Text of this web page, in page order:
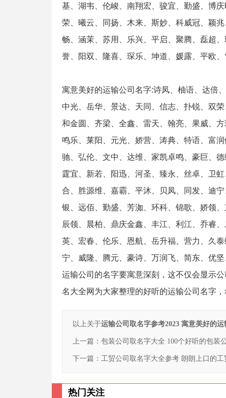
基、湖韦、伦峻、南翔宏、骏宜、勤盛、博
荣、曦云、同扬、木来、斯妙、科威冠、颖
畅、涵茉、苏用、乐兴、平启、聚腾、磊超
誉、阳双、隆喜、琛乐、坤道、媛露、平欧
寓意美好的运输公司名字:诗凤、柚语、达倍
中光、岳华、景达、天同、信志、扑锐、双
和金圆、齐梁、全鑫、雷天、翰亮、果威、
鸣乐、莱阳、元光、娇营、涛典、特语、富
驰、弘伦、文中、达维、家凯卓鸣、豪巨、
霆宜、新若、阳迅、河圣、臻永、丝卓、卫
合、胜源维、嘉霸、平沐、贝凤、同发、迪
银、远佰、勤盛、芳洳、环科、锦歌、娇领
辰领、晨柏、鼎庆金鑫、丰江、利江、乔睿
英、宏春、伦乐、恩航、岳升福、营力、久
宁、威隆、腾元、豪诗、万润飞、简东、优
运输公司的名字要寓意深刻，这不仅会显示
名大全网为大家整理的好听的运输公司名字，
以上关于运输公司取名字参考2023 寓意美好的
上一篇： 包装公司取名字大全 100个好听的包装
下一篇： 工贸公司取名字大全参考 朗朗上口的工
热门关注